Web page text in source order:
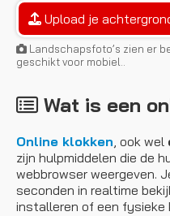
Upload je
Landschapsfoto’s zien er
geschikt voor mobiel..
Wat is een
Online klokken, ook wel
zijn hulpmiddelen die de
webbrowser weergeven.
seconden in realtime
installeren of een fysieke